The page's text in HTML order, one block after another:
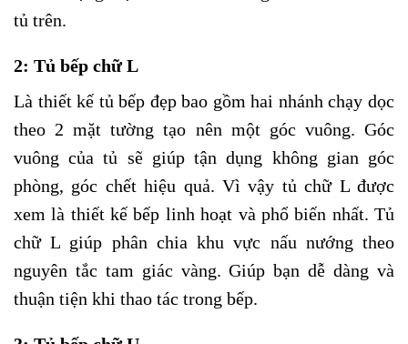
tủ trên.
2: Tủ bếp chữ L
Là thiết kế tủ bếp đẹp bao gồm hai nhánh chạy dọc
theo 2 mặt tường tạo nên một góc vuông. Góc
vuông của tủ sẽ giúp tận dụng không gian góc
phòng, góc chết hiệu quả. Vì vậy tủ chữ L được
xem là thiết kế bếp linh hoạt và phổ biến nhất. Tủ
chữ L giúp phân chia khu vực nấu nướng theo
nguyên tắc tam giác vàng. Giúp bạn dễ dàng và
thuận tiện khi thao tác trong bếp.